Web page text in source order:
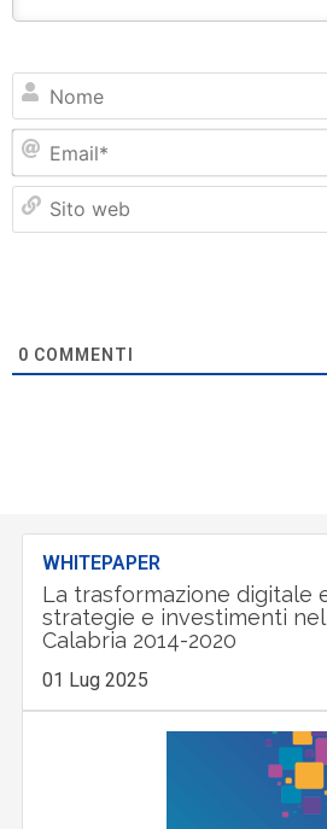
0 COMMENTI
WHITEPAPER
La trasformazione digitale
strategie e investimenti nel
Calabria 2014-2020
01 Lug 2025